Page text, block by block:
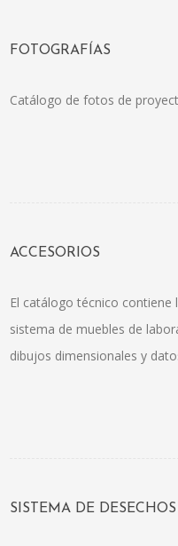
FOTOGRAFÍAS
Catálogo de fotos de
ACCESORIOS
El catálogo técnico
sistema de muebles de
dibujos dimensionales y
SISTEMA DE DESECHOS